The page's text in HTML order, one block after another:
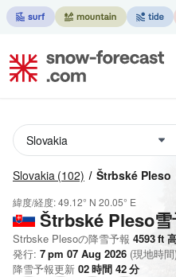
Slovakia (102) Štrbské Pleso
緯度/経度:49.12° N 20.05° E
Štrbské Pleso雪
Strbske Plesoの降雪予報 4593ft
発行: 7 pm 07 Aug 2026 (現地時
降雪予報更新 02時間 42分